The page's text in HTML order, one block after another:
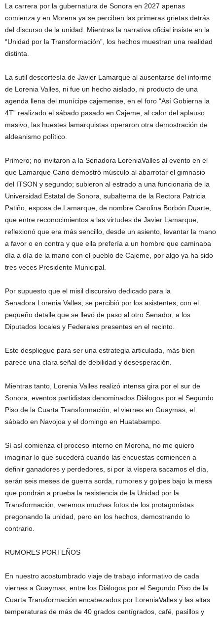
La carrera por la gubernatura de Sonora en 2027 apenas
comienza y en Morena ya se perciben las primeras grietas detrás
del discurso de la unidad. Mientras la narrativa oficial insiste en la
“Unidad por la Transformación”, los hechos muestran una realidad
distinta.
La sutil descortesía de Javier Lamarque al ausentarse del informe
de Lorenia Valles, ni fue un hecho aislado, ni producto de una
agenda llena del munícipe cajemense, en el foro “Así Gobierna la
4T” realizado el sábado pasado en Cajeme, al calor del aplauso
masivo, las huestes lamarquistas operaron otra demostración de
aldeanismo político.
Primero; no invitaron a la Senadora LoreniaValles al evento en el
que Lamarque Cano demostró músculo al abarrotar el gimnasio
del ITSON y segundo; subieron al estrado a una funcionaria de la
Universidad Estatal de Sonora, subalterna de la Rectora Patricia
Patiño, esposa de Lamarque, de nombre Carolina Borbón Duarte,
que entre reconocimientos a las virtudes de Javier Lamarque,
reflexionó que era más sencillo, desde un asiento, levantar la mano
a favor o en contra y que ella prefería a un hombre que caminaba
día a día de la mano con el pueblo de Cajeme, por algo ya ha sido
tres veces Presidente Municipal.
Por supuesto que el misil discursivo dedicado para la
Senadora Lorenia Valles, se percibió por los asistentes, con el
pequeño detalle que se llevó de paso al otro Senador, a los
Diputados locales y Federales presentes en el recinto.
Este despliegue para ser una estrategia articulada, más bien
parece una clara señal de debilidad y desesperación.
Mientras tanto, Lorenia Valles realizó intensa gira por el sur de
Sonora, eventos partidistas denominados Diálogos por el Segundo
Piso de la Cuarta Transformación, el viernes en Guaymas, el
sábado en Navojoa y el domingo en Huatabampo.
Sí así comienza el proceso interno en Morena, no me quiero
imaginar lo que sucederá cuando las encuestas comiencen a
definir ganadores y perdedores, si por la víspera sacamos el día,
serán seis meses de guerra sorda, rumores y golpes bajo la mesa
que pondrán a prueba la resistencia de la Unidad por la
Transformación, veremos muchas fotos de los protagonistas
pregonando la unidad, pero en los hechos, demostrando lo
contrario.
RUMORES PORTEÑOS
En nuestro acostumbrado viaje de trabajo informativo de cada
viernes a Guaymas, entre los Diálogos por el Segundo Piso de la
Cuarta Transformación encabezados por LoreniaValles y las altas
temperaturas de más de 40 grados centígrados, café, pasillos y